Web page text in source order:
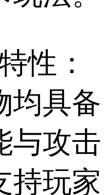
性：
均具备
与攻击
持玩家